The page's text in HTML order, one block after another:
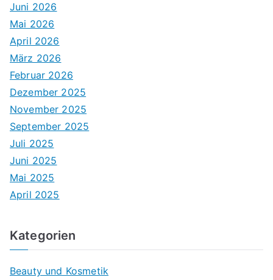
Juni 2026
Mai 2026
April 2026
März 2026
Februar 2026
Dezember 2025
November 2025
September 2025
Juli 2025
Juni 2025
Mai 2025
April 2025
Kategorien
Beauty und Kosmetik